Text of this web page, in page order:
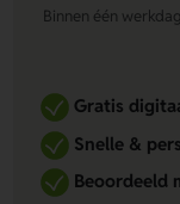
Binnen één
Gratis
Snelle &
Beoordeeld